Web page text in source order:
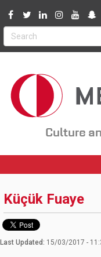
Culture
Küçük Fuaye
Last Updated: 15/03/2017 -